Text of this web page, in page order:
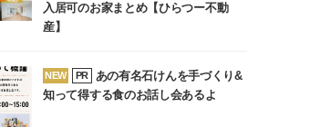
入居可のお家まとめ【ひらつー不動
産】
NEW PR
あの有名石けんを手づくり&
知って得する食のお話し会あるよ